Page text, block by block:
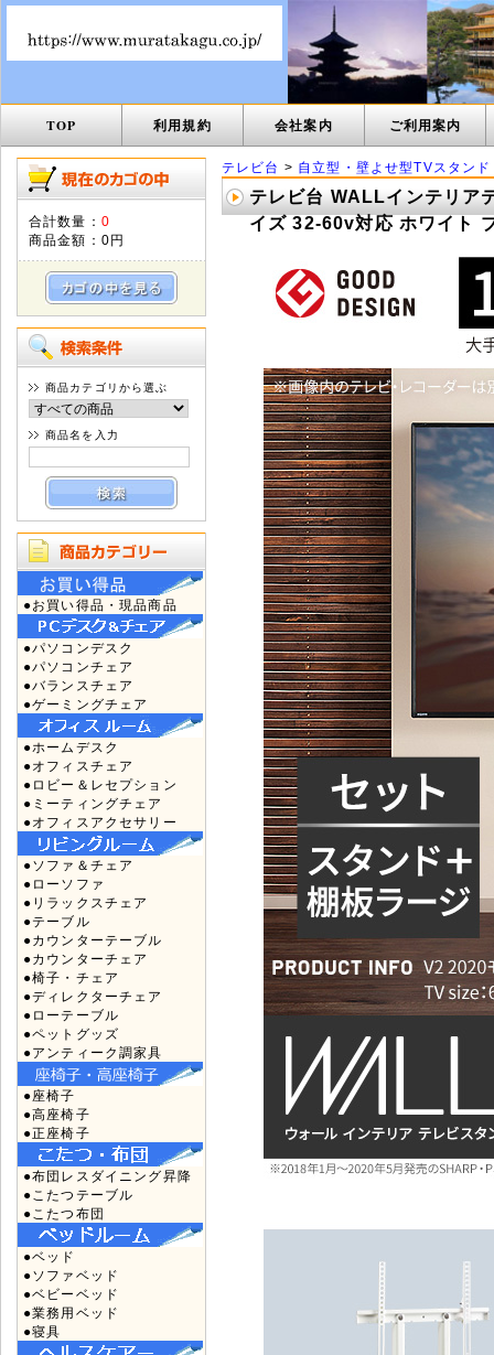
TOP 利用規約 会社案内 ご利用案内
合計数量： 0
商品金額： 0円
商品カテゴリから選ぶ
商品名を入力
●お買い得品・現品商品
●パソコンデスク
●パソコンチェア
●バランスチェア
●ゲーミングチェア
●ホームデスク
●オフィスチェア
●ロビー＆レセプション
●ミーティングチェア
●オフィスアクセサリー
●ソファ＆チェア
●ローソファ
●リラックスチェア
●テーブル
●カウンターテーブル
●カウンターチェア
●椅子・チェア
●ディレクターチェア
●ローテーブル
●ペットグッズ
●アンティーク調家具
●座椅子
●高座椅子
●正座椅子
●布団レスダイニング昇降
●こたつテーブル
●こたつ布団
●ベッド
●ソファベッド
●ベビーベッド
●業務用ベッド
●寝具
テレビ台 > 自立型・壁よせ型TVスタンド
テレビ台 WALLインテリア
イズ 32-60v対応 ホワイト